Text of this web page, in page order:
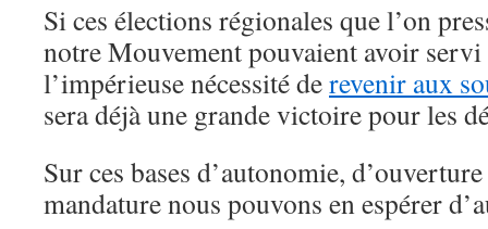
Si ces élections régionales que l’on
notre Mouvement pouvaient avoir servi
l’impérieuse nécessité derevenir aux
sera déjà une grande victoire pour les
Sur ces bases d’autonomie,
mandature nous pouvons en espérer